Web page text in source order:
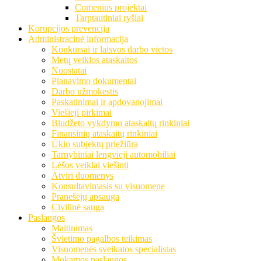
Comenius projektai
Tarptautiniai ryšiai
Korupcijos prevencija
Administracinė informacija
Konkursai ir laisvos darbo vietos
Metų veiklos ataskaitos
Nuostatai
Planavimo dokumentai
Darbo užmokestis
Paskatinimai ir apdovanojimai
Viešieji pirkimai
Biudžeto vykdymo ataskaitų rinkiniai
Finansinių ataskaitų rinkiniai
Ūkio subjektų priežiūra
Tarnybiniai lengvieji automobiliai
Lėšos veiklai viešinti
Atviri duomenys
Konsultavimasis su visuomene
Pranešėjų apsauga
Civilinė sauga
Paslaugos
Maitinimas
Švietimo pagalbos teikimas
Visuomenės sveikatos specialistas